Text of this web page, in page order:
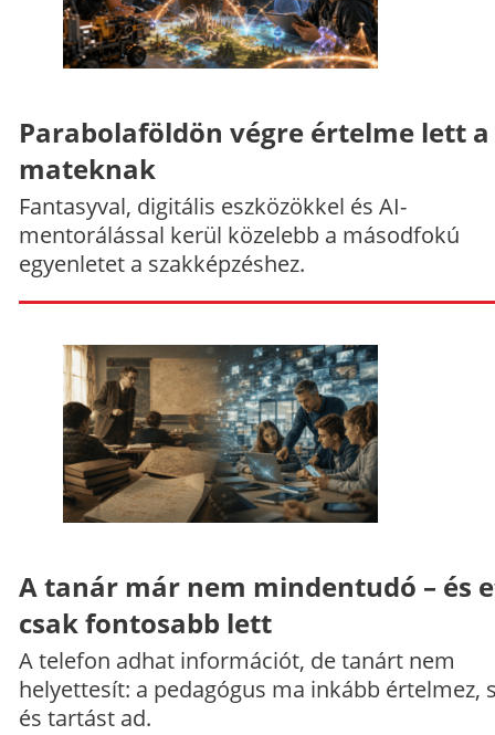
Parabolaföldön végre értelme lett a
mateknak
Fantasyval, digitális eszközökkel és AI-
mentorálással kerül közelebb a másodfokú
egyenletet a szakképzéshez.
A tanár már nem mindentudó – és
csak fontosabb lett
A telefon adhat információt, de tanárt nem
helyettesít: a pedagógus ma inkább értelmez,
és tartást ad.